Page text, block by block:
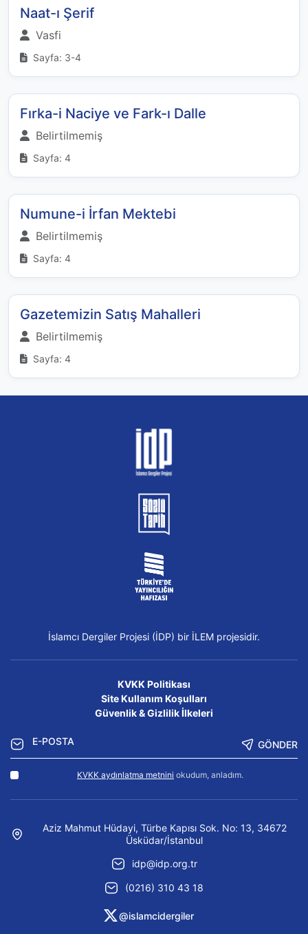
Naat-ı Şerif
Vasfi
Sayfa: 3-4
Fırka-i Naciye ve Fark-ı Dalle
Belirtilmemiş
Sayfa: 4
Numune-i İrfan Mektebi
Belirtilmemiş
Sayfa: 4
Gazetemizin Satış Mahalleri
Belirtilmemiş
Sayfa: 4
İslamcı Dergiler Projesi (İDP) bir İLEM projesidir.
KVKK Politikası
Site Kullanım Koşulları
Güvenlik & Gizlilik İlkeleri
GÖNDER
KVKK aydınlatma metnini okudum, anladım.
Aziz Mahmut Hüdayi, Türbe Kapısı Sok. No: 13, 34672
Üsküdar/İstanbul
idp@idp.org.tr
(0216) 310 43 18
@islamcidergiler